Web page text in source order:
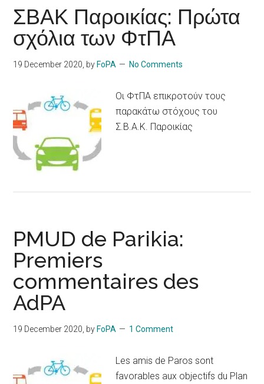
ΣΒΑΚ Παροικίας: Πρώτα
σχόλια των ΦτΠΑ
19 December 2020, by FoPA No Comments
Οι ΦτΠΑ επικροτούν τους
παρακάτω στόχους του
Σ.Β.Α.Κ. Παροικίας
PMUD de Parikia:
Premiers
commentaires des
AdPA
19 December 2020, by FoPA 1 Comment
Les amis de Paros sont
favorables aux objectifs du Plan